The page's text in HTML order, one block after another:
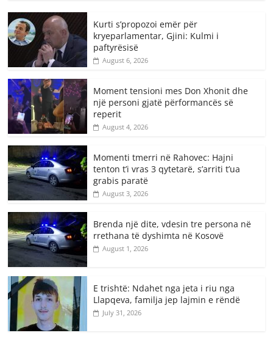
Kurti s’propozoi emër për
kryeparlamentar, Gjini: Kulmi i
paftyrësisë
August 6, 2026
Moment tensioni mes Don Xhonit dhe
një personi gjatë përformancës së
reperit
August 4, 2026
Momenti tmerri në Rahovec: Hajni
tenton t’i vras 3 qytetarë, s’arriti t’ua
grabis paratë
August 3, 2026
Brenda një dite, vdesin tre persona në
rrethana të dyshimta në Kosovë
August 1, 2026
E trishtë: Ndahet nga jeta i riu nga
Llapqeva, familja jep lajmin e rëndë
July 31, 2026